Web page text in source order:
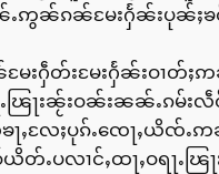
ဢွၼ်ၵၼ်မႄးႁႅၼ်းပုၼ်ႈၶ
ႄးႁဵတ်းမႄးႁႅၼ်းဝၢတ်ႈ
ၽြႃးၼႂ်းဝၼ်းၼၼ်ႉၵမ်းလဵ
ၶႃႇလႄႈပုၵ်ႉၸေႃႇယိၸ်
ႉပလၢင်ႇထႃႇဝရႃႉၽြ